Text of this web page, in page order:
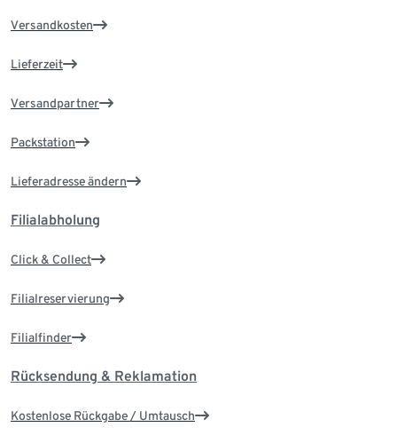
Versandkosten
Lieferzeit
Versandpartner
Packstation
Lieferadresse ändern
Filialabholung
Click & Collect
Filialreservierung
Filialfinder
Rücksendung & Reklamation
Kostenlose Rückgabe / Umtausch